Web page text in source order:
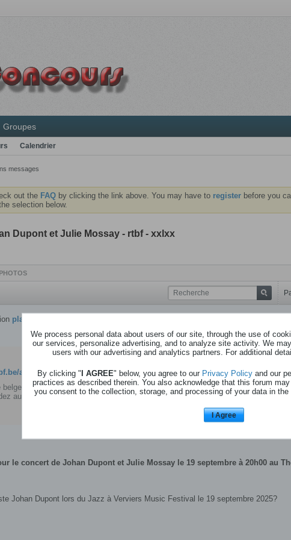
Groupes
Calendrier
messages
out the FAQby clicking the link above. You may have to registerbefore you
selection below.
Dupont et Julie Mossay - rtbf - xxlxx
PHOTOS
places pour le concert de Johan Dupont et Julie Mossay
belge et internationale sur RTBF.be : retrouvez toutes les news info, sport,
aux chaînes TV, radio et marques de la RTBF.
le concert de Johan Dupont et Julie Mossay le 19 septembre à 20h00 au
Johan Dupont lors du Jazz à Verviers Music Festival le 19 septembre 2025?
We process personal data about users of our site, through the use of
our services, personalize advertising, and to analyze site activity. We
users with our advertising and analytics partners. For additional
By clicking "I AGREE" below, you agree to our Privacy Policyand our
practices as described therein. You also acknowledge that this forum
you consent to the collection, storage, and processing of your data in
I Agree